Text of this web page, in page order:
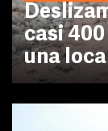
casi
una